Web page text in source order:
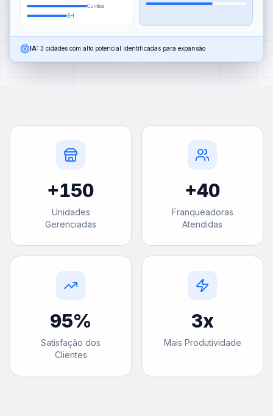
Curitiba
BH
IA: 3 cidades com alto potencial identificadas para expansão
+150
Unidades
Gerenciadas
+40
Franqueadoras
Atendidas
95%
Satisfação dos
Clientes
3x
Mais Produtividade